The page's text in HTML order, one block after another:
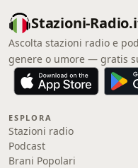
Stazioni-
Ascolta stazioni radio e
genere o umore — gratis
ESPLORA
Stazioni radio
Podcast
Brani Popolari